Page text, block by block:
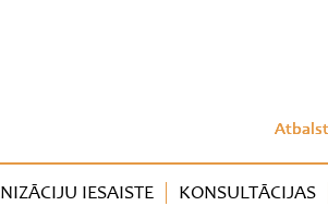
IESAISTE KONSULTĀCIJAS